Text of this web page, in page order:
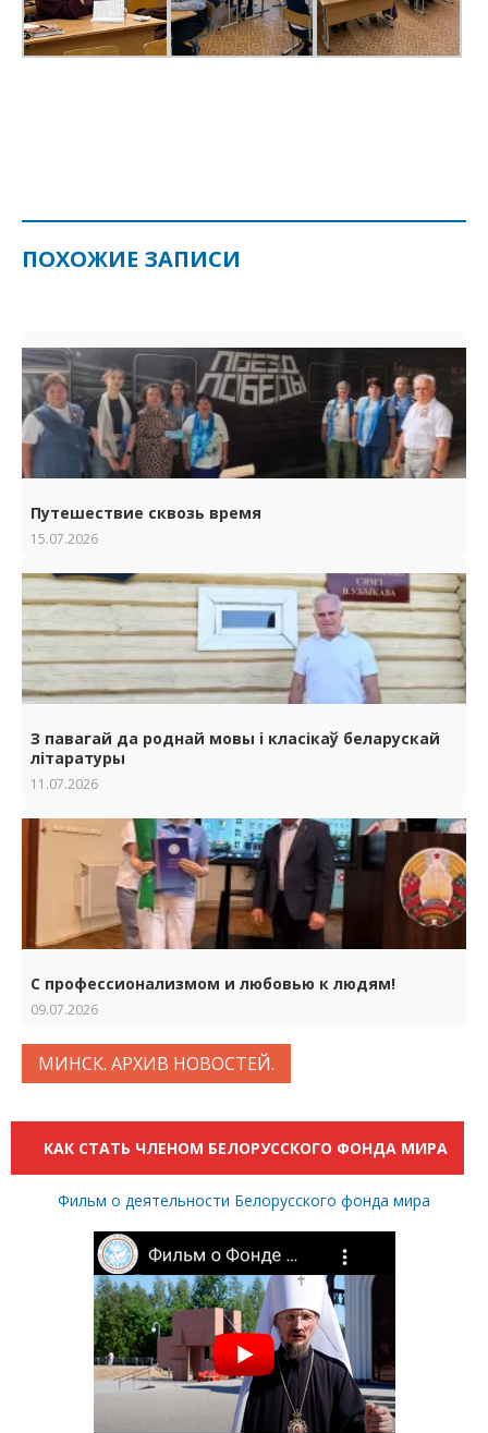
ПОХОЖИЕ ЗАПИСИ
Путешествие сквозь время
15.07.2026
З павагай да роднай мовы i класiкаў беларускай
лiтаратуры
11.07.2026
С профессионализмом и любовью к людям!
09.07.2026
МИНСК. АРХИВ НОВОСТЕЙ.
КАК СТАТЬ ЧЛЕНОМ БЕЛОРУССКОГО ФОНДА МИРА
Фильм о деятельности Белорусского фонда мира